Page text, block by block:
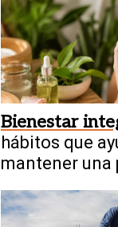
Bienestar
hábitos que
mantener una
natural